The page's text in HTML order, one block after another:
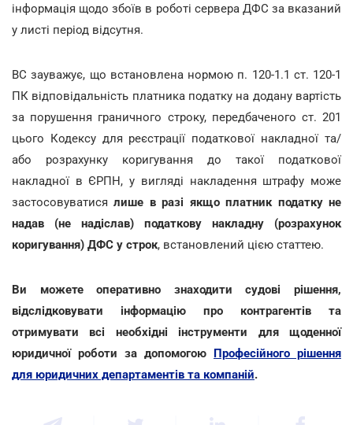
інформація щодо збоїв в роботі сервера ДФС за вказаний
у листі період відсутня.
ВС зауважує, що встановлена нормою п. 120-1.1 ст. 120-1
ПК відповідальність платника податку на додану вартість
за порушення граничного строку, передбаченого ст. 201
цього Кодексу для реєстрації податкової накладної та/
або розрахунку коригування до такої податкової
накладної в ЄРПН, у вигляді накладення штрафу може
застосовуватися лише в разі якщо платник податку не
надав (не надіслав) податкову накладну (розрахунок
коригування) ДФС у строк, встановлений цією статтею.
Ви можете оперативно знаходити судові рішення,
відслідковувати інформацію про контрагентів та
отримувати всі необхідні інструменти для щоденної
юридичної роботи за допомогою Професійного рішення
для юридичних департаментів та компаній.